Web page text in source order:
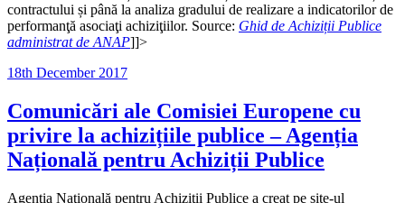
contractului și până la analiza gradului de realizare a indicatorilor de
performanţă asociaţi achiziţiilor. Source: Ghid de Achiziții Publice
administrat de ANAP]]>
Posted
18th December 2017
Comunicări ale Comisiei Europene cu
privire la achizițiile publice – Agenția
Națională pentru Achiziții Publice
Agenţia Naţională pentru Achiziţii Publice a creat pe site-ul